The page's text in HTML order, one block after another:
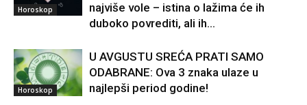
Horoskop
najviše vole – istina o lažima će ih
duboko povrediti, ali ih...
Horoskop
U AVGUSTU SREĆA PRATI SAMO
ODABRANE: Ova 3 znaka ulaze u
najlepši period godine!